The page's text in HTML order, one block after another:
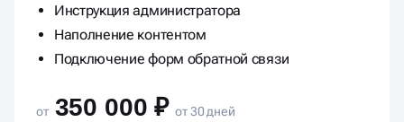
Инструкция администратора
Наполнение контентом
Подключение форм обратной связи
от 350 000 ₽ от 30 дней